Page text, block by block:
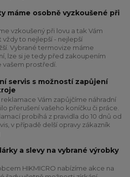
máme osobně vyzkoušené při
vzkoušený při lovu a tak Vám
to nejlepší - nejlepší
Vybrané termovize máme
lze si je tedy před zakoupením
prostředí.
servis s možností zapůjení
Vám zapůjčíme náhradní
přerušení vašeho koníčku či práce.
probíhá z pravidla do 10 dnů od
v případě delší opravy zákazník
a slevy na vybrané výrobky
HIKMICRO nabízíme akce na